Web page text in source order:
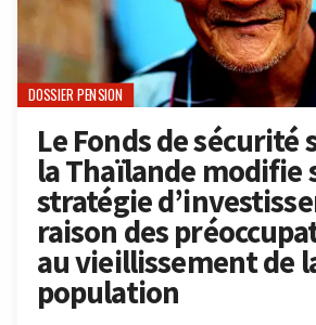
DOSSIER PENSION
Le Fonds de sécurité
la Thaïlande modifie
stratégie
raison des
au vieillissement de
population